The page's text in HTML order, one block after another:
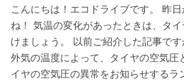
こんにちは！エコドライブです。 昨
ね！ 気温の変化があったときは、タ
けましょう。 以前ご紹介した記事です
外気の温度によって、タイヤの空気圧
イヤの空気圧の異常をお知らせするラ